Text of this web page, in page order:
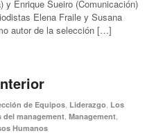
y Enrique Sueiro (Comunicación)
Elena Fraile y Susana
autor de la selección […]
de Equipos Liderazgo Los
management ,Management
Humanos